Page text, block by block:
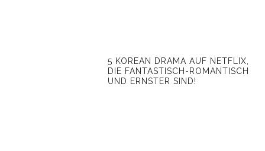
5 KOREAN DRAMA AUF NETFLIX,
DIE FANTASTISCH-ROMANTISCH
UND ERNSTER SIND!